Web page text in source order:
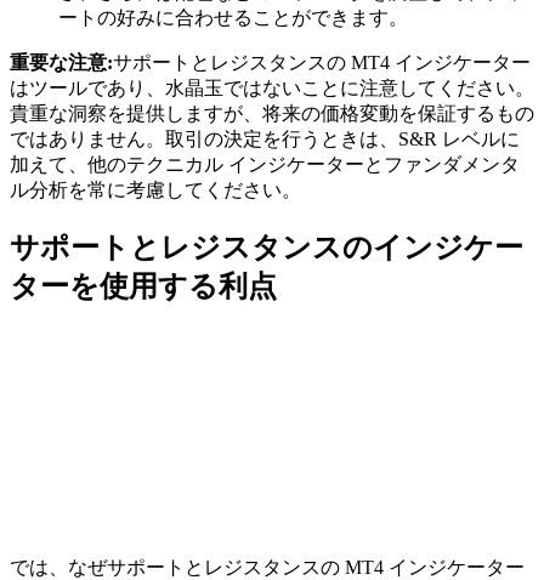
ートの好みに合わせることができます。
重要な注意:サポートとレジスタンスの MT4 インジケーター
はツールであり、水晶玉ではないことに注意してください。
貴重な洞察を提供しますが、将来の価格変動を保証するもの
ではありません。取引の決定を行うときは、S&R レベルに
加えて、他のテクニカル インジケーターとファンダメンタ
ル分析を常に考慮してください。
サポートとレジスタンスのインジケー
ターを使用する利点
では、なぜサポートとレジスタンスの MT4 インジケーター